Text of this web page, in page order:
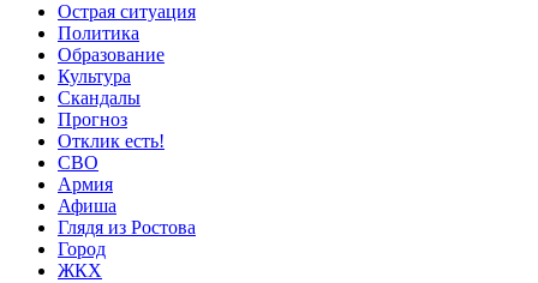
Острая ситуация
Политика
Образование
Культура
Скандалы
Прогноз
Отклик есть!
СВО
Армия
Афиша
Глядя из Ростова
Город
ЖКХ